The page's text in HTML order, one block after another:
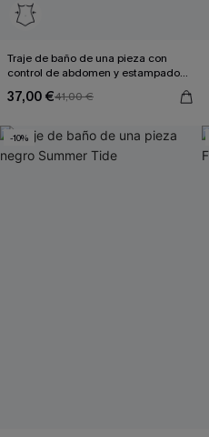
Traje de baño de una pieza con
control de abdomen y estampado
37,00 €41,00 €
-10%